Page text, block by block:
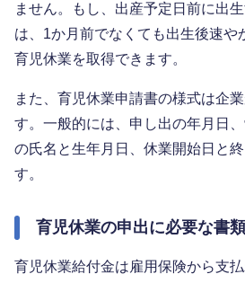
ません。もし、出産予定日前に出
は、1か月前でなくても出生後速や
育児休業を取得できます。
また、育児休業申請書の様式は企
す。一般的には、申し出の年月日
の氏名と生年月日、休業開始日と
す。
育児休業の申出に必要な書類
育児休業給付金は雇用保険から支